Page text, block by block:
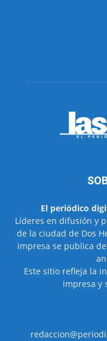
El periódico
Líderes en difusión y
de la ciudad de Dos
impresa se publica
Este sitio refleja la
impresa y